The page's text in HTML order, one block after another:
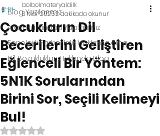
Blog Yazılarımız
Afazi Hakkındaki Yazılarımız
Fonolojik Farkındalık Hakkında Blog
Dil Bozuklukları Hakkında Blog
Çocukların Dil
Becerilerini Geliştiren
Eğlenceli Bir Yöntem:
5N1K Sorularından
Birini Sor, Seçili Kelimeyi
Bul!
bolbolmateryaldilk
3 Mar 20252 dakikada okunur
5 üzerinden NaN yıldız